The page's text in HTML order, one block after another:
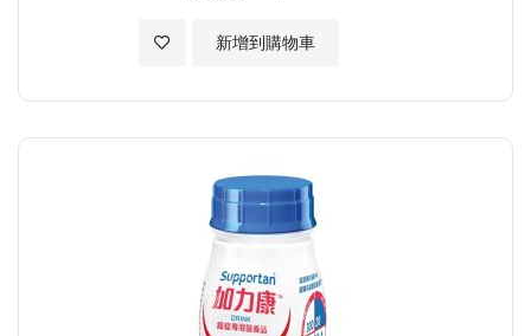
新增到購物車
加入至願望清單